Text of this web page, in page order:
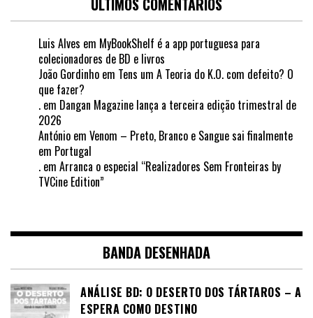
Luis Alves em MyBookShelf é a app portuguesa para
colecionadores de BD e livros
João Gordinho em Tens um A Teoria do K.O. com defeito? O
que fazer?
. em Dangan Magazine lança a terceira edição trimestral de
2026
António em Venom – Preto, Branco e Sangue sai finalmente
em Portugal
. em Arranca o especial “Realizadores Sem Fronteiras by
TVCine Edition”
BANDA DESENHADA
ANÁLISE BD: O DESERTO DOS TÁRTAROS – A
ESPERA COMO DESTINO